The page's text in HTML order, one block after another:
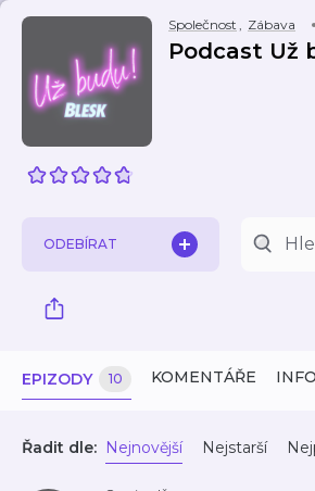
Společnost , Zábava
Podcast Už
ODEBÍRAT
EPIZODY 10 KOMENTÁŘE INFO
Řadit dle: Nejnovější Nejstarší